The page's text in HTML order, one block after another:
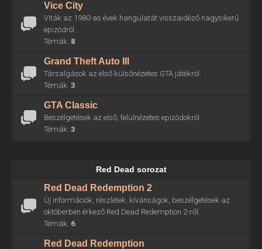
Vice City
Viták az 1980-as évek hangulatát visszaidéző nagysikerű
epizódról.
Témák: 8
Grand Theft Auto III
Társalgások az első külsőnézetes GTA játékról.
Témák: 3
GTA Classic
Beszélgetések az első, felülnézetes epizódokról.
Témák: 3
Red Dead sorozat
Red Dead Redemption 2
Új információk, részletek, kívánságok, beszélgetések az
októberben érkező Red Dead Redemption 2-ről.
Témák: 6
Red Dead Redemption